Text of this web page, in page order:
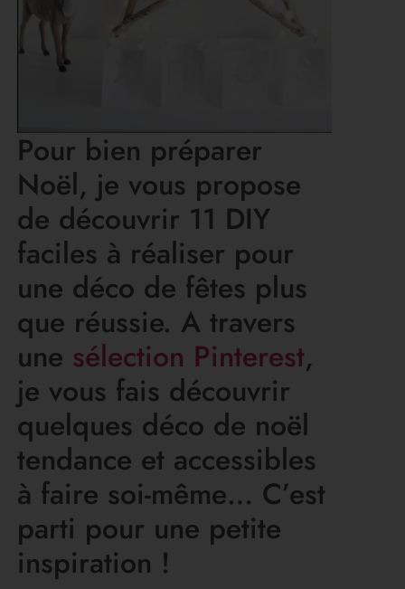
Pour bien préparer
Noël, je vous propose
de découvrir 11 DIY
faciles à réaliser pour
une déco de fêtes plus
que réussie. A travers
une sélection Pinterest,
je vous fais découvrir
quelques déco de noël
tendance et accessibles
à faire soi-même… C’est
parti pour une petite
inspiration !